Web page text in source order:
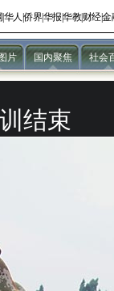
华人 侨界|华报华教|财经|金
片 国内聚焦 社会
结束